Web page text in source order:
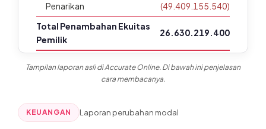
Penarikan
(49.409.155.540)
Total Penambahan Ekuitas
Pemilik
26.630.219.400
38.277.459.400
Ditampilkan akun-akun utama. Rincian lengkap per sub-
akun (cabang, mata uang, dll) tersedia di Accurate Online.
Tampilan laporan asli di Accurate Online. Di bawah ini penjelasan
cara membacanya.
KEUANGAN Laporan perubahan modal